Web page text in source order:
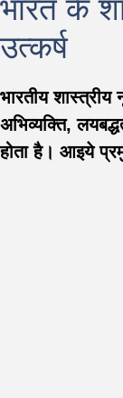
भारत के
उत्कर्ष
भारतीय शास्त्रीय
अभिव्यक्ति,
होता है। आइये